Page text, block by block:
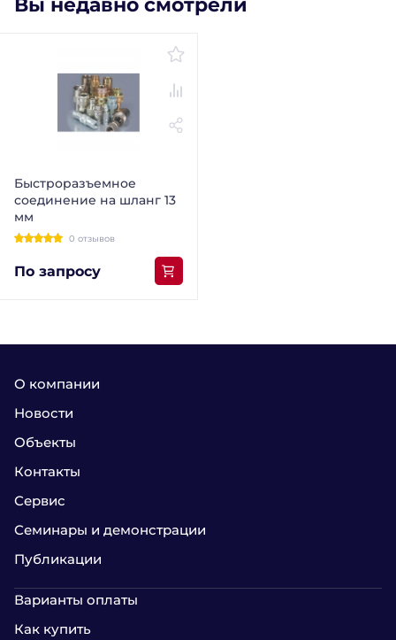
Быстроразъемное
соединение на шланг 13
мм
0 отзывов
По запросу
О компании
Новости
Объекты
Контакты
Сервис
Семинары и демонстрации
Публикации
Варианты оплаты
Как купить